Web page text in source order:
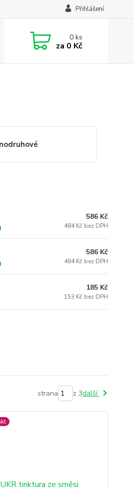
Přihlášení
0ks
za 0 Kč
586 Kč
484 Kč bez DPH
586 Kč
484 Kč bez DPH
185 Kč
153 Kč bez DPH
strana z 3další